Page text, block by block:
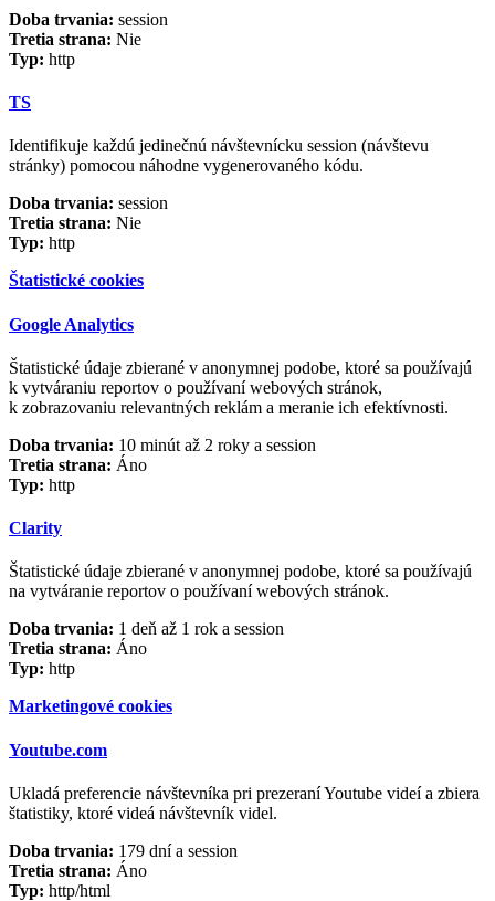
Doba trvania: session
Tretia strana: Nie
Typ: http
TS
Identifikuje každú jedinečnú návštevnícku session (návštevu
stránky) pomocou náhodne vygenerovaného kódu.
Doba trvania: session
Tretia strana: Nie
Typ: http
Štatistické cookies
Google Analytics
Štatistické údaje zbierané v anonymnej podobe, ktoré sa používajú
k vytváraniu reportov o používaní webových stránok,
k zobrazovaniu relevantných reklám a meranie ich efektívnosti.
Doba trvania: 10 minút až 2 roky a session
Tretia strana: Áno
Typ: http
Clarity
Štatistické údaje zbierané v anonymnej podobe, ktoré sa používajú
na vytváranie reportov o používaní webových stránok.
Doba trvania: 1 deň až 1 rok a session
Tretia strana: Áno
Typ: http
Marketingové cookies
Youtube.com
Ukladá preferencie návštevníka pri prezeraní Youtube videí a zbiera
štatistiky, ktoré videá návštevník videl.
Doba trvania: 179 dní a session
Tretia strana: Áno
Typ: http/html